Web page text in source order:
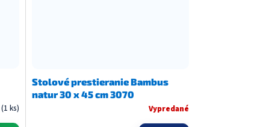
(1 ks)
Stolové prestieranie Bambus
natur 30 x 45 cm 3070
Vypredané